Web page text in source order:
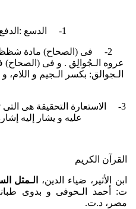
1- الدسع :الدفع ، الـمعجم الوسیط،مادة (دسع).
2- فی (الصحاح) مادة
عروه الـجُوالِق . و فی
الـجوالق: بکسر الـجیم و
3- الاستعارة التحقیقة هی
علیه و یشار إلیه
القرآن الکریم
ابن الأثیر، ضیاء الدین، الـمثل
ت: أحمد الـحوفی و بدوی
مصر، د.ت.